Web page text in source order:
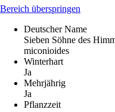
Bereich überspringen
Deutscher Name
Sieben Söhne des
miconioides
Winterhart
Ja
Mehrjährig
Ja
Pflanzzeit